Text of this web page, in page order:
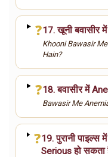
❓17. खूनी
Khooni Bawasir
Hain?
❓18. बवासीर में
Bawasir Me
❓19. पुरानी पाइल्स
Serious हो सकता